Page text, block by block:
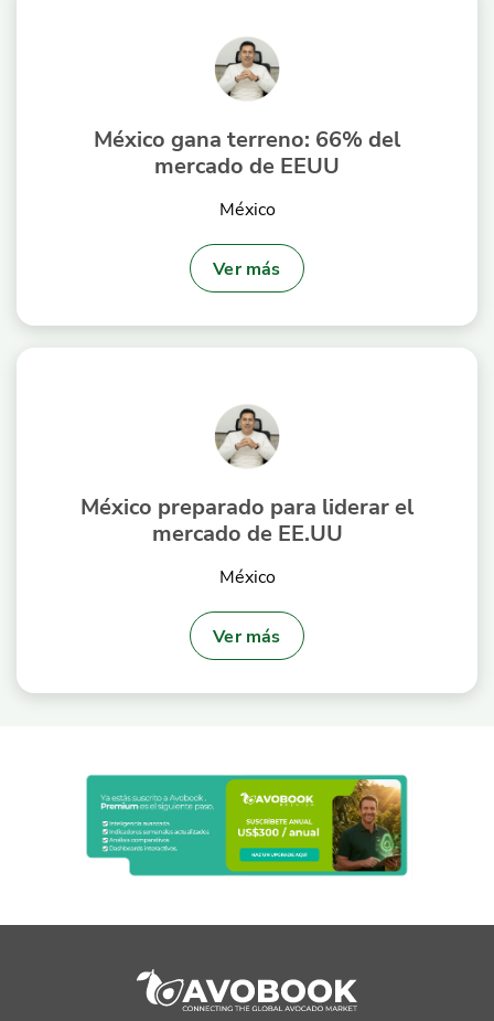
México gana terreno: 66% del
mercado de EEUU
México
Ver más
México preparado para liderar el
mercado de EE.UU
México
Ver más